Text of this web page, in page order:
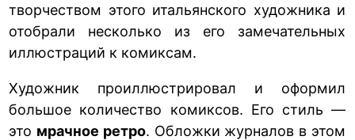
творчеством этого итальянского художника и
отобрали несколько из его замечательных
иллюстраций к комиксам.
Художник проиллюстрировал и оформил
большое количество комиксов. Его стиль —
это мрачное ретро. Обложки журналов в этом